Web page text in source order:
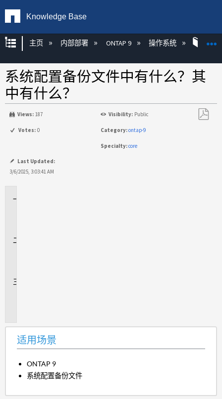
Knowledge Base
扩展/隐缩全局层次
主页 内部部署 ONTAP 9 操作系统
系统配置备份文件中有什么？其
中有什么？
Views: 187 Visibility: Public
Votes: 0 Category:ontap-9
Specialty:core
Last Updated:
3/6/2025, 3:03:41 AM
适用场景
ONTAP 9
系统配置备份文件